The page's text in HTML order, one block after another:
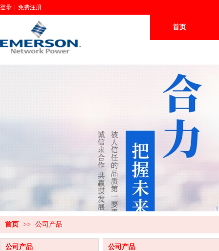
首页
登录 免费注册
首页 >> 公司产品
公司产品 公司产品